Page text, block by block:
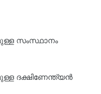
സംസ്ഥാനം
ദക്ഷിണേന്ത്യന്‍